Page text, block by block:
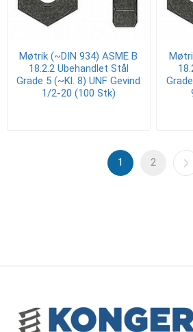
Møtrik (~DIN 934) ASME B
18.2.2 Ubehandlet Stål
Grade 5 (~Kl. 8) UNF Gevind
1/2-20 (100 Stk)
1 2